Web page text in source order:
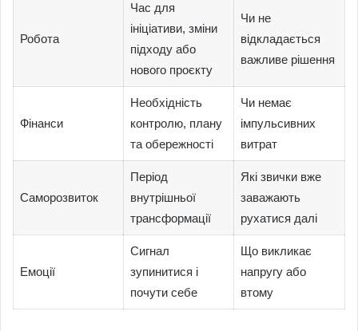
Робота
Час для
ініціативи, зміни
підходу або
нового проєкту
Чи не
відкладається
важливе рішення
Фінанси
Необхідність
контролю, плану
та обережності
Чи немає
імпульсивних
витрат
Саморозвиток
Період
внутрішньої
трансформації
Які звички вже
заважають
рухатися далі
Емоції
Сигнал
зупинитися і
почути себе
Що викликає
напругу або
втому